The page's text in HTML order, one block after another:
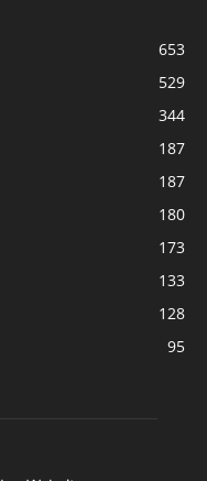
653
529
344
187
187
180
173
133
128
95